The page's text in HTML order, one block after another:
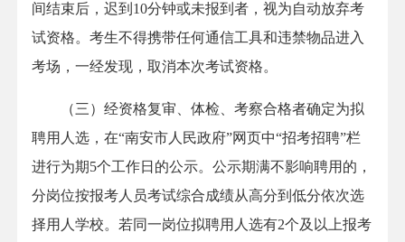
间结束后，迟到10分钟或未报到者，视为自动放弃考
试资格。考生不得携带任何通信工具和违禁物品进入
考场，一经发现，取消本次考试资格。
（三）经资格复审、体检、考察合格者确定为拟
聘用人选，在“南安市人民政府”网页中“招考招聘”栏
进行为期5个工作日的公示。公示期满不影响聘用的，
分岗位按报考人员考试综合成绩从高分到低分依次选
择用人学校。若同一岗位拟聘用人选有2个及以上报考